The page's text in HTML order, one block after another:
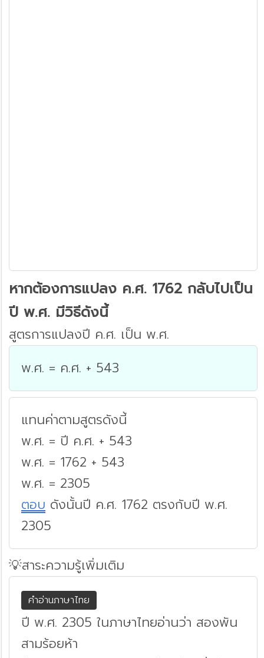
หากต้องการแปลง ค.ศ. 1762 กลับไปเป็น
ปี พ.ศ. มีวิธีดังนี้
สูตรการแปลงปี ค.ศ. เป็น พ.ศ.
พ.ศ. = ค.ศ. + 543
แทนค่าตามสูตรดังนี้
พ.ศ. = ปี ค.ศ. + 543
พ.ศ. = 1762 + 543
พ.ศ. = 2305
ตอบ ดังนั้นปี ค.ศ. 1762 ตรงกับปี พ.ศ.
2305
💡สาระความรู้เพิ่มเติม
คำอ่านภาษาไทย
ปี พ.ศ. 2305 ในภาษาไทยอ่านว่า สองพัน
สามร้อยห้า